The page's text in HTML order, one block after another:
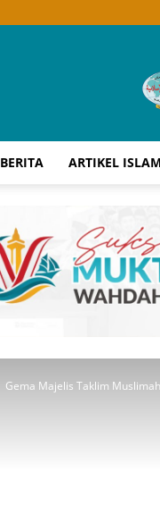
BERITA ARTIKEL ISLAM
Gema Majelis Taklim